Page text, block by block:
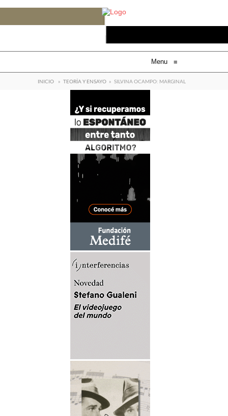
Menu ≡
INICIO » TEORÍA Y ENSAYO » SILVINA OCAMPO: MARGINAL